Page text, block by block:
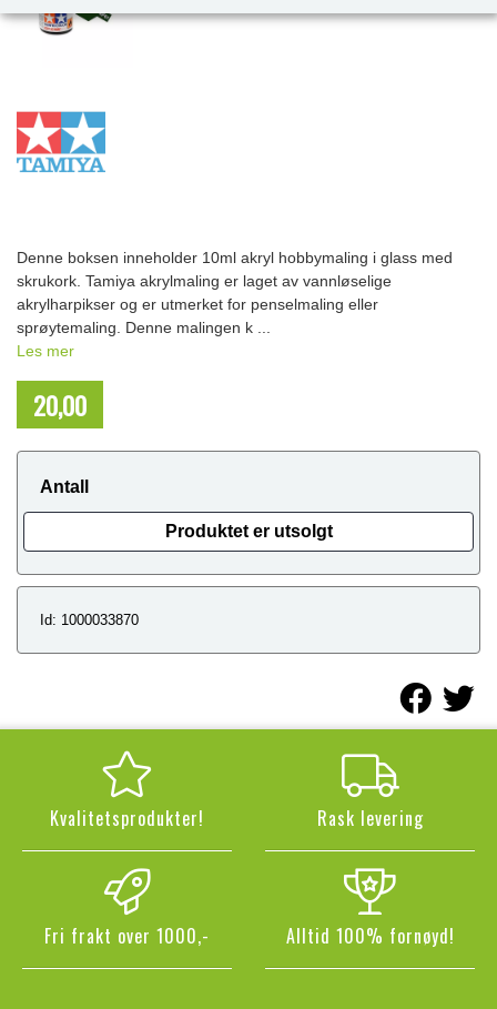
Denne boksen inneholder 10ml akryl hobbymaling i glass med
skrukork. Tamiya akrylmaling er laget av vannløselige
akrylharpikser og er utmerket for penselmaling eller
sprøytemaling. Denne malingen k ...
Les mer
20,00
Antall
Produktet er utsolgt
Id: 1000033870
Kvalitetsprodukter! Rask levering
Fri frakt over 1000,- Alltid 100% fornøyd!